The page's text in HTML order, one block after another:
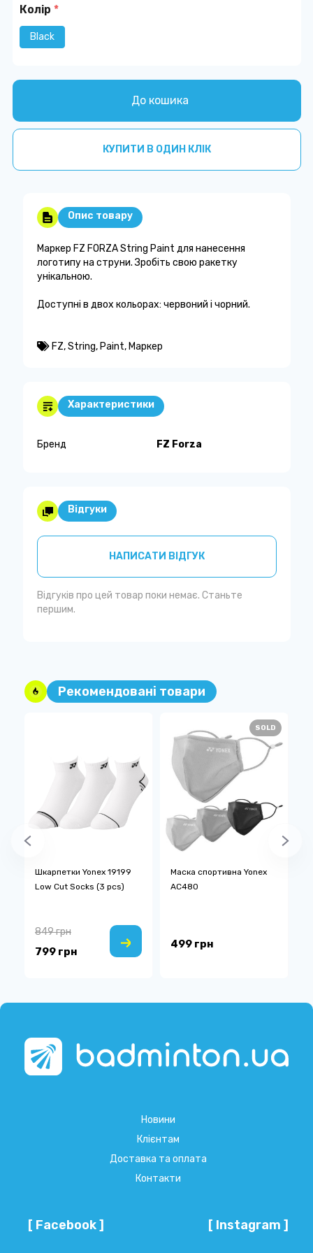
Колір *
Black
До кошика
КУПИТИ В ОДИН КЛІК
Опис товару
Маркер FZ FORZA String Paint для нанесення
логотипу на струни. Зробіть свою ракетку
унікальною.
Доступні в двох кольорах: червоний і чорний.
FZ,String, Paint, Маркер
Характеристики
Бренд FZ Forza
Відгуки
НАПИСАТИ ВІДГУК
Відгуків про цей товар поки немає. Станьте
першим.
Рекомендовані товари
Шкарпетки Yonex 19199
Low Cut Socks (3 pcs)
799 грн
849 грн
SOLD
Маска спортивна Yonex
AC480
499 грн
Новини
Клієнтам
Доставка та оплата
Контакти
[ Facebook ] [ Instagram ]